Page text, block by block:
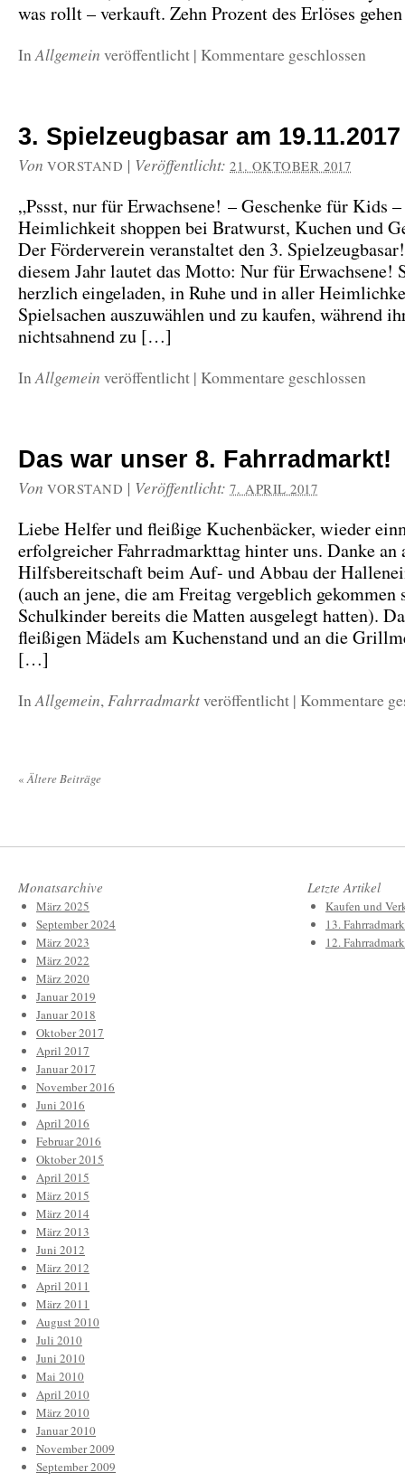
was rollt – verkauft. Zehn Prozent des Erlöses
InAllgemein veröffentlicht | Kommentare geschlossen
3. Spielzeugbasar am 19.11.2017
Von VORSTAND | Veröffentlicht:21. OKTOBER 2017
„Pssst, nur für Erwachsene! – Geschenke für Kids
Heimlichkeit shoppen bei Bratwurst, Kuchen und
Der Förderverein veranstaltet den 3.
diesem Jahr lautet das Motto: Nur für Erwachsene!
herzlich eingeladen, in Ruhe und in aller
Spielsachen auszuwählen und zu kaufen, während
nichtsahnend zu […]
InAllgemein veröffentlicht | Kommentare geschlossen
Das war unser 8. Fahrradmarkt!
Von VORSTAND | Veröffentlicht:7. APRIL 2017
Liebe Helfer und fleißige Kuchenbäcker, wieder
erfolgreicher Fahrradmarkttag hinter uns. Danke
Hilfsbereitschaft beim Auf- und Abbau der
(auch an jene, die am Freitag vergeblich
Schulkinder bereits die Matten ausgelegt hatten).
fleißigen Mädels am Kuchenstand und an die
[…]
InAllgemein,Fahrradmarktveröffentlicht | Kommentare
«Ältere Beiträge
Monatsarchive
März 2025
September 2024
März 2023
März 2022
März 2020
Januar 2019
Januar 2018
Oktober 2017
April 2017
Januar 2017
November 2016
Juni 2016
April 2016
Februar 2016
Oktober 2015
April 2015
März 2015
März 2014
März 2013
Juni 2012
März 2012
April 2011
März 2011
August 2010
Juli 2010
Juni 2010
Mai 2010
April 2010
März 2010
Januar 2010
November 2009
September 2009
Letzte Artikel
Kaufen und
13.
12.